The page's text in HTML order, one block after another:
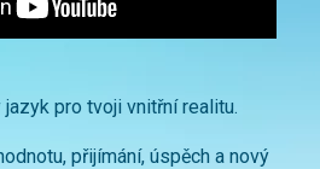
pro tvoji vnitřní realitu.
přijímání, úspěch a nový